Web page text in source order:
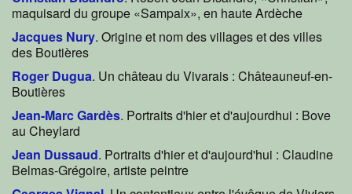
maquisard du groupe «Sampaix», en haute Ardèche
Jacques Nury. Origine et nom des villages et des villes
des Boutières
Roger Dugua. Un château du Vivarais : Châteauneuf-en-
Boutières
Jean-Marc Gardès. Portraits d'hier et d'aujourdhui : Bove
au Cheylard
Jean Dussaud. Portraits d'hier et d'aujourd'hui : Claudine
Belmas-Grégoire, artiste peintre